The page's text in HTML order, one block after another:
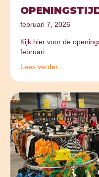
februari 7, 2026
Kijk hier voor de
februari.
Lees verder...